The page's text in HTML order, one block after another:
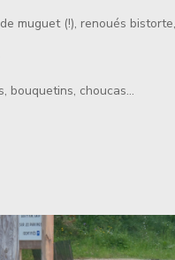
muguet (!), renoués
bouquetins, choucas...